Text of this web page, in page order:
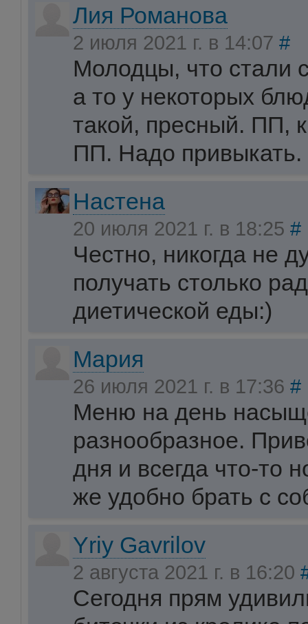
Лия Романова
2 июля 2021 г. в 14:07 #
Молодцы, что стали
а то у некоторых
такой, пресный. ПП,
ПП. Надо привыкать.
Настена
20 июля 2021 г. в 18:25 #
Честно, никогда не
получать столько
диетической еды:)
Мария
26 июля 2021 г. в 17:36 #
Меню на день
разнообразное.
дня и всегда что-то
же удобно брать с
Yriy Gavrilov
2 августа 2021 г. в 16:20
Сегодня прям